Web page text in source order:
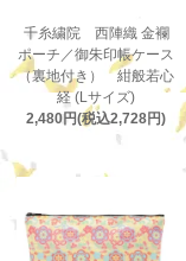
千糸繍院 西陣織 金襴
ポーチ／御朱印帳ケース
（裏地付き） 紺般若心
経 (Lサイズ)
2,480円(税込2,728円)